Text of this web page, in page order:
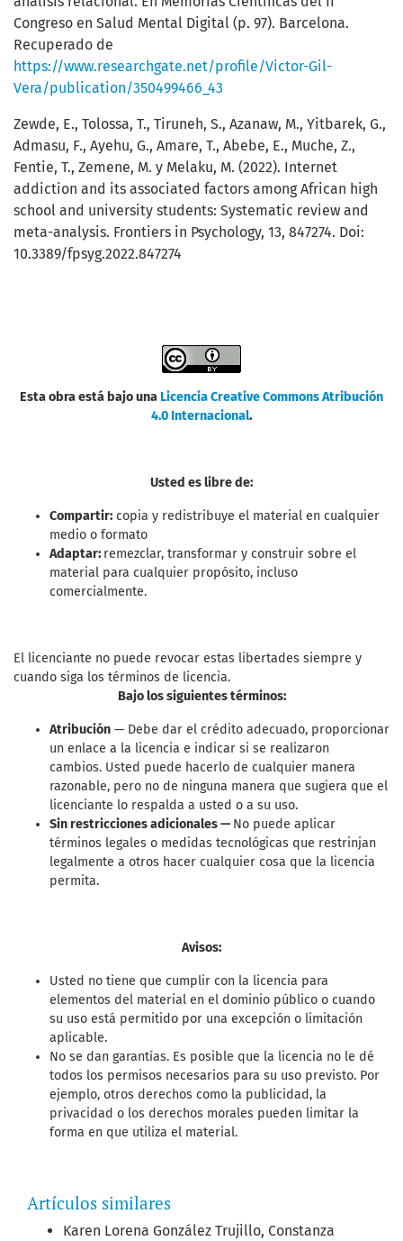
Congreso en Salud Mental Digital (p. 97). Barcelona.
Recuperado de
https://www.researchgate.net/profile/Victor-Gil-
Vera/publication/350499466_43
Zewde, E., Tolossa, T., Tiruneh, S., Azanaw, M., Yitbarek, G.,
Admasu, F., Ayehu, G., Amare, T., Abebe, E., Muche, Z.,
Fentie, T., Zemene, M. y Melaku, M. (2022). Internet
addiction and its associated factors among African high
school and university students: Systematic review and
meta-analysis. Frontiers in Psychology, 13, 847274. Doi:
10.3389/fpsyg.2022.847274
Esta obra está bajo una Licencia Creative Commons Atribución
4.0 Internacional.
Usted es libre de:
Compartir: copia y redistribuye el material en cualquier
medio o formato
Adaptar: remezclar, transformar y construir sobre el
material para cualquier propósito, incluso
comercialmente.
El licenciante no puede revocar estas libertades siempre y
cuando siga los términos de licencia.
Bajo los siguientes términos:
Atribución — Debe dar el crédito adecuado, proporcionar
un enlace a la licencia e indicar si se realizaron
cambios. Usted puede hacerlo de cualquier manera
razonable, pero no de ninguna manera que sugiera que el
licenciante lo respalda a usted o a su uso.
Sin restricciones adicionales —No puede aplicar
términos legales o medidas tecnológicas que restrinjan
legalmente a otros hacer cualquier cosa que la licencia
permita.
Avisos:
Usted no tiene que cumplir con la licencia para
elementos del material en el dominio público o cuando
su uso está permitido por una excepción o limitación
aplicable.
No se dan garantías. Es posible que la licencia no le dé
todos los permisos necesarios para su uso previsto. Por
ejemplo, otros derechos como la publicidad, la
privacidad o los derechos morales pueden limitar la
forma en que utiliza el material.
Artículos similares
Karen Lorena González Trujillo, Constanza